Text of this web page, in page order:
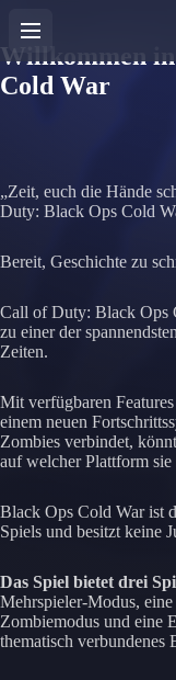
Willkommen
Cold War
„Zeit, euch die Hände
Duty: Black Ops Cold
Bereit, Geschichte zu
Call of Duty: Black Ops
zu einer der
Zeiten.
Mit verfügbaren
einem neuen
Zombies verbindet,
auf welcher Plattform sie
Black Ops Cold War ist
Spiels und besitzt keine
Das Spiel bietet drei
Mehrspieler-Modus,
Zombiemodus und eine
thematisch verbundenes